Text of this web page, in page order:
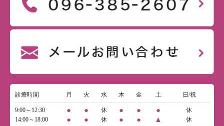
診療時間 月 火 水 木 金 土 日/祝
9:00～12:30 ● ● 休 ● ● ●
休
14:00～18:00
● ● 休 ● ● ▲ 休